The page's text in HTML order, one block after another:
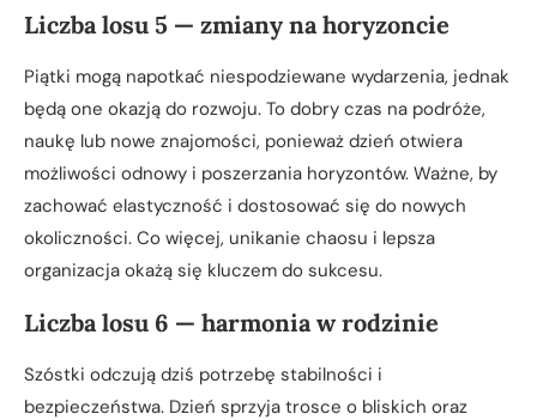
Liczba losu 5 — zmiany na horyzoncie
Piątki mogą napotkać niespodziewane wydarzenia, jednak
będą one okazją do rozwoju. To dobry czas na podróże,
naukę lub nowe znajomości, ponieważ dzień otwiera
możliwości odnowy i poszerzania horyzontów. Ważne, by
zachować elastyczność i dostosować się do nowych
okoliczności. Co więcej, unikanie chaosu i lepsza
organizacja okażą się kluczem do sukcesu.
Liczba losu 6 — harmonia w rodzinie
Szóstki odczują dziś potrzebę stabilności i
bezpieczeństwa. Dzień sprzyja trosce o bliskich oraz